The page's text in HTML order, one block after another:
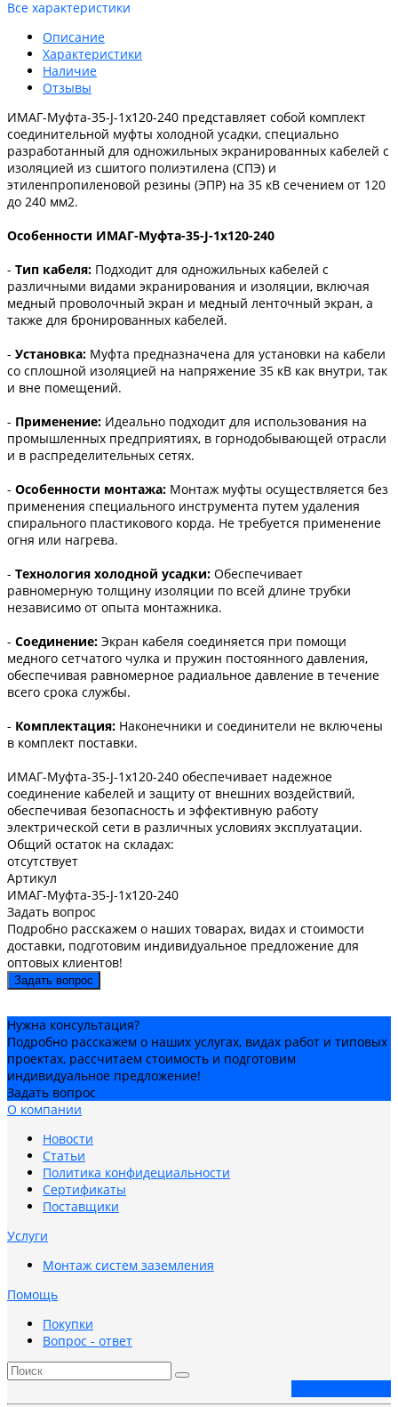
Все характеристики
Описание
Характеристики
Наличие
Отзывы
ИМАГ-Муфта-35-J-1х120-240 представляет собой комплект
соединительной муфты холодной усадки, специально
разработанный для одножильных экранированных кабелей с
изоляцией из сшитого полиэтилена (СПЭ) и
этиленпропиленовой резины (ЭПР) на 35 кВ сечением от 120
до 240 мм2.
Особенности ИМАГ-Муфта-35-J-1х120-240
- Тип кабеля: Подходит для одножильных кабелей с
различными видами экранирования и изоляции, включая
медный проволочный экран и медный ленточный экран, а
также для бронированных кабелей.
- Установка: Муфта предназначена для установки на кабели
со сплошной изоляцией на напряжение 35 кВ как внутри, так
и вне помещений.
- Применение: Идеально подходит для использования на
промышленных предприятиях, в горнодобывающей отрасли
и в распределительных сетях.
- Особенности монтажа: Монтаж муфты осуществляется без
применения специального инструмента путем удаления
спирального пластикового корда. Не требуется применение
огня или нагрева.
- Технология холодной усадки: Обеспечивает
равномерную толщину изоляции по всей длине трубки
независимо от опыта монтажника.
- Соединение: Экран кабеля соединяется при помощи
медного сетчатого чулка и пружин постоянного давления,
обеспечивая равномерное радиальное давление в течение
всего срока службы.
- Комплектация: Наконечники и соединители не включены
в комплект поставки.
ИМАГ-Муфта-35-J-1х120-240 обеспечивает надежное
соединение кабелей и защиту от внешних воздействий,
обеспечивая безопасность и эффективную работу
электрической сети в различных условиях эксплуатации.
Общий остаток на складах:
отсутствует
Артикул
ИМАГ-Муфта-35-J-1х120-240
Задать вопрос
Подробно расскажем о наших товарах, видах и стоимости
доставки, подготовим индивидуальное предложение для
оптовых клиентов!
Задать вопрос
Нужна консультация?
Подробно расскажем о наших услугах, видах работ и типовых
проектах, рассчитаем стоимость и подготовим
индивидуальное предложение!
Задать вопрос
О компании
Новости
Статьи
Политика конфидециальности
Сертификаты
Поставщики
Услуги
Монтаж систем заземления
Помощь
Покупки
Вопрос - ответ